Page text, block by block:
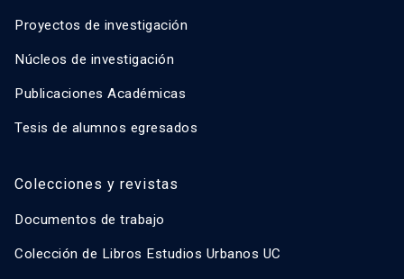
Proyectos de investigación
Núcleos de investigación
Publicaciones Académicas
Tesis de alumnos egresados
Colecciones y revistas
Documentos de trabajo
Colección de Libros Estudios Urbanos UC